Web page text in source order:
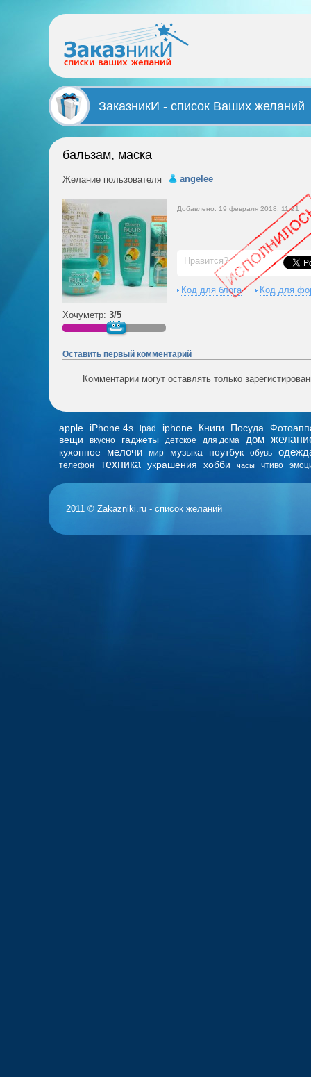
ЗаказникИ - список Ваших желаний
бальзам, маска
Желание пользователя angelee
Хочуметр: 3/5
Добавлено: 19 февраля 2018, 11:21
Нравится?
Код для блога Код для
Оставить первый комментарий
Комментарии могут оставлять только
apple iPhone 4s ipad iphone Книги Посуда
вещи
вкусно гаджеты детское для дома дом
кухонное мелочи мир музыка ноутбук обувь
телефон техника украшения хобби часы чтиво
2011 © Zakazniki.ru - список желаний